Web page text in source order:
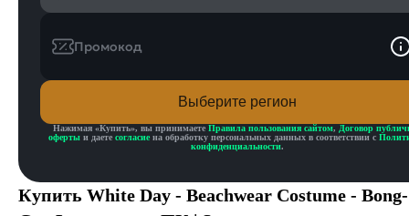
Купить White Day - Beachwear Costume - Bong-
Промокод
Выберите регион
Нажимая «Купить», вы принимаете Правила пользования сайтом, Договор
оферты и даете согласие на обработку персональных данных в соответствии с
конфиденциальности.